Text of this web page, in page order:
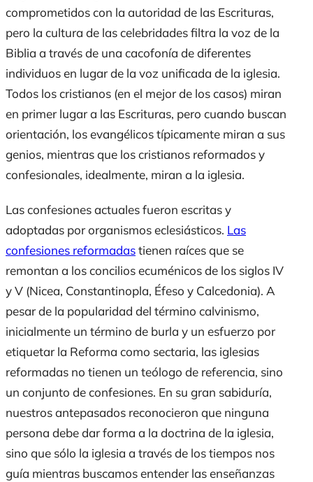
comprometidos con la autoridad de las Escrituras,
pero la cultura de las celebridades filtra la voz de la
Biblia a través de una cacofonía de diferentes
individuos en lugar de la voz unificada de la iglesia.
Todos los cristianos (en el mejor de los casos) miran
en primer lugar a las Escrituras, pero cuando buscan
orientación, los evangélicos típicamente miran a sus
genios, mientras que los cristianos reformados y
confesionales, idealmente, miran a la iglesia.
Las confesiones actuales fueron escritas y
adoptadas por organismos eclesiásticos. Las
confesiones reformadastienen raíces que se
remontan a los concilios ecuménicos de los siglos IV
y V (Nicea, Constantinopla, Éfeso y Calcedonia). A
pesar de la popularidad del término calvinismo,
inicialmente un término de burla y un esfuerzo por
etiquetar la Reforma como sectaria, las iglesias
reformadas no tienen un teólogo de referencia, sino
un conjunto de confesiones. En su gran sabiduría,
nuestros antepasados reconocieron que ninguna
persona debe dar forma a la doctrina de la iglesia,
sino que sólo la iglesia a través de los tiempos nos
guía mientras buscamos entender las enseñanzas